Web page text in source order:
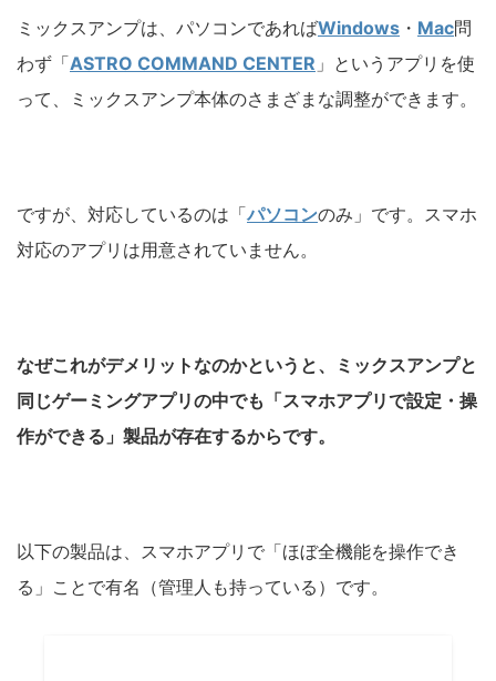
ミックスアンプは、パソコンであればWindows ・ Mac問
わず「ASTRO COMMAND CENTER 」というアプリを使
って、ミックスアンプ本体のさまざまな調整ができます。
ですが、対応しているのは「パソコンのみ」です。スマホ
対応のアプリは用意されていません。
なぜこれがデメリットなのかというと、ミックスアンプと
同じゲーミングアプリの中でも「スマホアプリで設定・操
作ができる」製品が存在するからです。
以下の製品は、スマホアプリで「ほぼ全機能を操作でき
る」ことで有名（管理人も持っている）です。